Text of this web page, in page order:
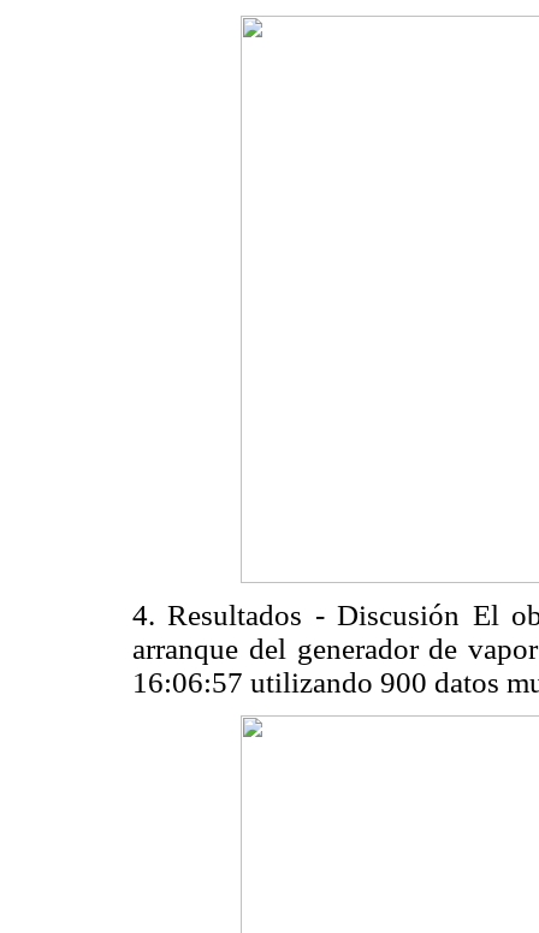
4. Resultados - Discusión El
arranque del generador de
16:06:57 utilizando 900 datos